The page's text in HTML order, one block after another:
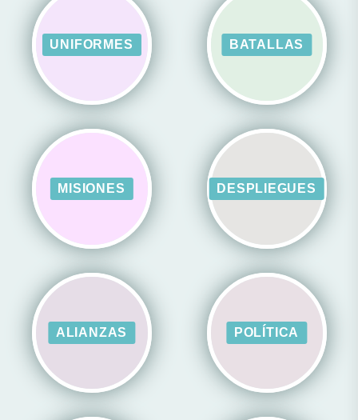
UNIFORMES BATALLAS
MISIONES DESPLIEGUES
ALIANZAS POLÍTICA